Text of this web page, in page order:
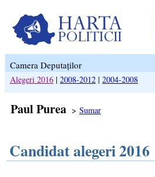
Camera Deputaților
Alegeri 2016 | 2008-2012 | 2004-2008
Paul Purea > Sumar
Candidat alegeri 2016